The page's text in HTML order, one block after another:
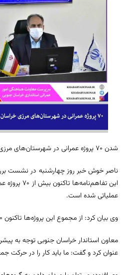
شدن ۷۰ پروژه عمرانی در شهرستان‌های مرزی استان در قالب تفاهم‌نامه‌های محرومیت‌زدایی خبر داد.
ناصر خوش خبر روز چهارشنبه در نشست
عملیاتی شده است.
وی بیان کرد: از مجموع این پروژه‌ها تاکنون ۲۰ پروژه تکمیل شده و به بهره‌برداری رسیده است.
معاون استاندار خراسان جنوبی توجه به
عنوان کرد و گفت: ما باید کار را در حرکت